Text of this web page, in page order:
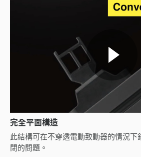
完全平面構造
此結構可在不穿透電動致動器的情況
閉的問題。